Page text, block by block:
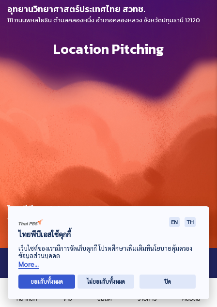
อุทยานวิทยาศาสตร์ประเทศไทย สวทช.
111 ถนนพหลโยธิน ตำบลคลองหนึ่ง อำเภอคลองหลวง จังหวัดปทุมธานี 12120
Location Pitching
ไทบพีบีเอส (Thai PBS)
145 ถนนวิภาวดีรังสิต แขวงตลาดบางเขน เขตหลักสี่ กรุงเทพมหานคร 10210
Contact Us
086-329-1695
VerifyCamp@thaipbs.or.th
ไทยพีบีเอสใช้คุกกี้
EN TH
เว็บไซต์ของเรามีการจัดเก็บคุกกี้ โปรดศึกษาเพิ่มเติมที่นโยบายคุ้มครอง
ข้อมูลส่วนบุคคล
More...
ยอมรับทั้งหมด ไม่ยอมรับทั้งหมด ปิด
หน้าหลัก ข่าว ชมสด รายการ คลิปสั้น